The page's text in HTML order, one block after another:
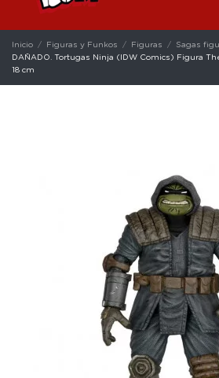
Inicio Figuras y Funkos Figuras Sagas
DAÑADO. Tortugas Ninja (IDW Comics) Figura
18 cm